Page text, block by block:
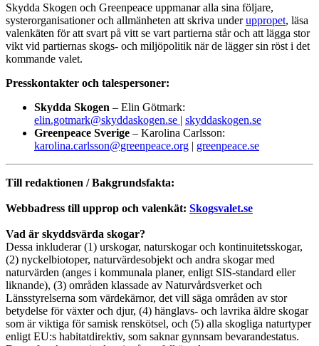
Skydda Skogen och Greenpeace uppmanar alla sina följare,
systerorganisationer och allmänheten att skriva underuppropet, läsa
valenkäten för att svart på vitt se vart partierna står och att lägga stor
vikt vid partiernas skogs- och miljöpolitik när de lägger sin röst i det
kommande valet.
Presskontakter och talespersoner:
Skydda Skogen – Elin Götmark:
elin.gotmark@skyddaskogen.se | skyddaskogen.se
Greenpeace Sverige – Karolina Carlsson:
karolina.carlsson@greenpeace.org | greenpeace.se
Till redaktionen / Bakgrundsfakta:
Webbadress till upprop och valenkät: Skogsvalet.se
Vad är skyddsvärda skogar?
Dessa inkluderar (1) urskogar, naturskogar och kontinuitetsskogar,
(2) nyckelbiotoper, naturvärdesobjekt och andra skogar med
naturvärden (anges i kommunala planer, enligt SIS-standard eller
liknande), (3) områden klassade av Naturvårdsverket och
Länsstyrelserna som värdekärnor, det vill säga områden av stor
betydelse för växter och djur, (4) hänglavs- och lavrika äldre skogar
som är viktiga för samisk renskötsel, och (5) alla skogliga naturtyper
enligt EU:s habitatdirektiv, som saknar gynnsam bevarandestatus.